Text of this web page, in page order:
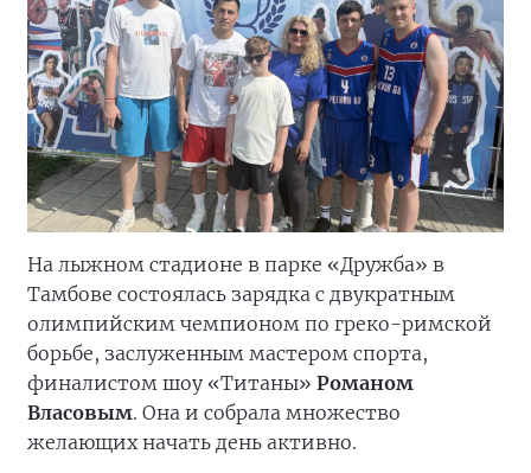
На лыжном стадионе в парке «Дружба» в
Тамбове состоялась зарядка с двукратным
олимпийским чемпионом по греко-римской
борьбе, заслуженным мастером спорта,
финалистом шоу «Титаны» Романом
Власовым. Она и собрала множество
желающих начать день активно.